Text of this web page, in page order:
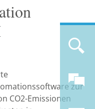
zur
CO2-Emissionen